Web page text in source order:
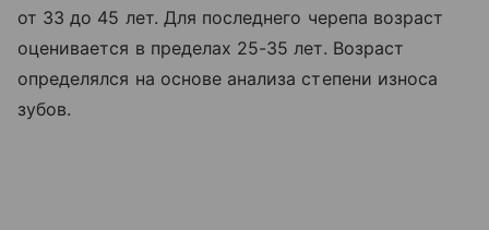
от 33 до 45 лет. Для последнего черепа возраст
оценивается в пределах 25-35 лет. Возраст
определялся на основе анализа степени износа
зубов.